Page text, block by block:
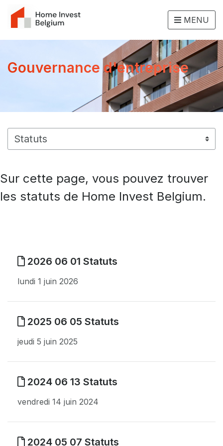
MENU
Gouvernance d'entreprise
Sur cette page, vous pouvez trouver
les statuts de Home Invest Belgium.
2026 06 01 Statuts
lundi 1 juin 2026
2025 06 05 Statuts
jeudi 5 juin 2025
2024 06 13 Statuts
vendredi 14 juin 2024
2024 05 07 Statuts